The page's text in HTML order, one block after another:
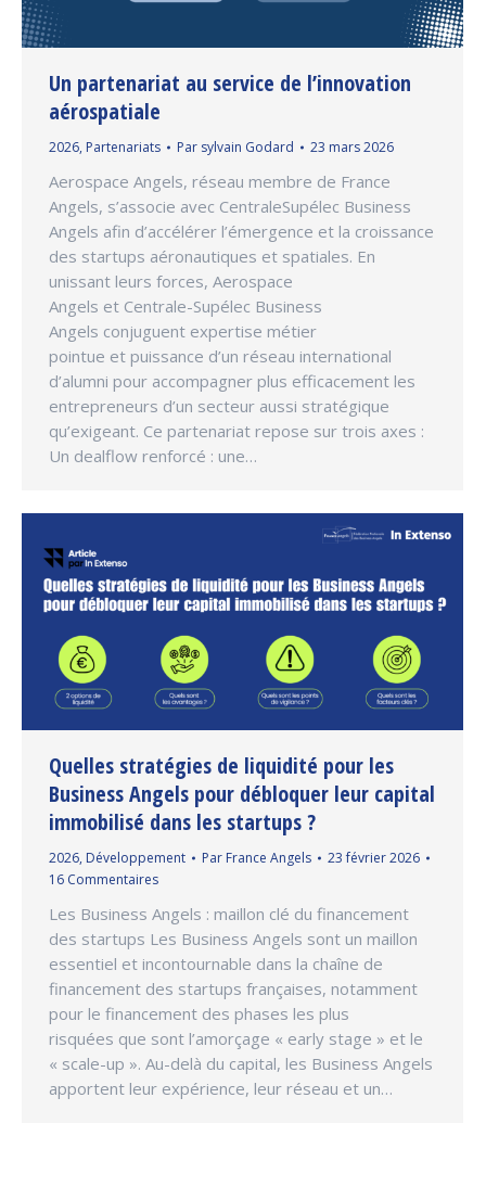
Un partenariat au service de l’innovation
aérospatiale
2026, Partenariats Par sylvain Godard 23 mars 2026
Aerospace Angels, réseau membre de France
Angels, s’associe avec CentraleSupélec Business
Angels afin d’accélérer l’émergence et la croissance
des startups aéronautiques et spatiales. En
unissant leurs forces, Aerospace
Angels et Centrale-Supélec Business
Angels conjuguent expertise métier
pointue et puissance d’un réseau international
d’alumni pour accompagner plus efficacement les
entrepreneurs d’un secteur aussi stratégique
qu’exigeant. Ce partenariat repose sur trois axes :
Un dealflow renforcé : une…
Quelles stratégies de liquidité pour les
Business Angels pour débloquer leur capital
immobilisé dans les startups ?
2026, Développement Par France Angels
23 février 2026
16 Commentaires
Les Business Angels : maillon clé du financement
des startups Les Business Angels sont un maillon
essentiel et incontournable dans la chaîne de
financement des startups françaises, notamment
pour le financement des phases les plus
risquées que sont l’amorçage « early stage » et le
« scale-up ». Au-delà du capital, les Business Angels
apportent leur expérience, leur réseau et un…